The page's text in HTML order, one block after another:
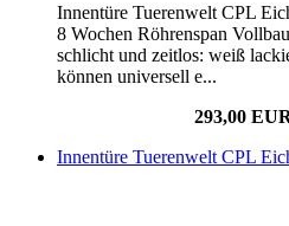
Innentüre Tuerenwelt CPL
8 Wochen Röhrenspan
schlicht und zeitlos: weiß
können universell e...
293,00
Innentüre Tuerenwelt CPL